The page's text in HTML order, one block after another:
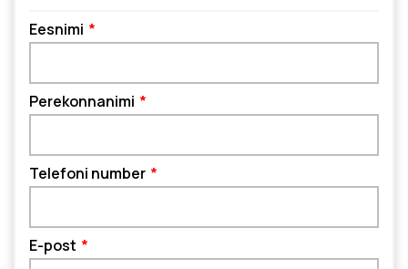
Eesnimi
Perekonnanimi
Telefoni number
E-post